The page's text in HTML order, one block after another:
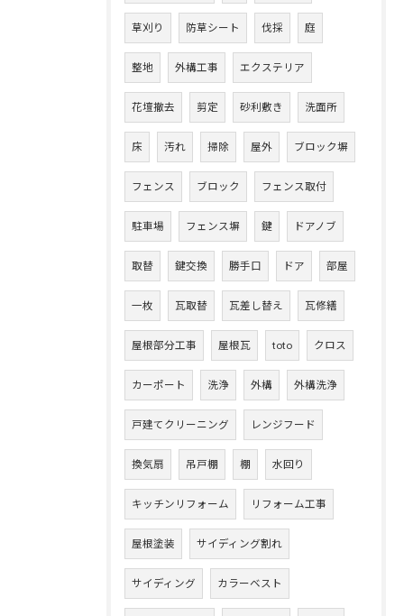
草刈り 防草シート 伐採 庭
整地 外構工事 エクステリア
花壇撤去 剪定 砂利敷き 洗面所
床 汚れ 掃除 屋外 ブロック塀
フェンス ブロック フェンス取付
駐車場 フェンス塀 鍵 ドアノブ
取替 鍵交換 勝手口 ドア 部屋
一枚 瓦取替 瓦差し替え 瓦修繕
屋根部分工事 屋根瓦 toto クロス
カーポート 洗浄 外構 外構洗浄
戸建てクリーニング レンジフード
換気扇 吊戸棚 棚 水回り
キッチンリフォーム リフォーム工事
屋根塗装 サイディング割れ
サイディング カラーベスト